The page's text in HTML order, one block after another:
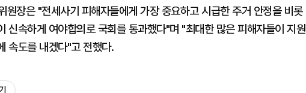
원장은 "전세사기 피해자들에게 가장 중요하고 시급한 주거 안정을 비롯
신속하게 여야합의로 국회를 통과했다"며 "최대한 많은 피해자들이 지원
속도를 내겠다"고 전했다.